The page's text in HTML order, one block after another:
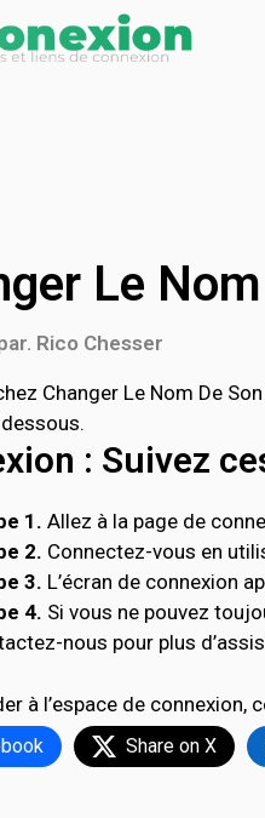
Le
Rico Chesser
Changer Le Nom De
: Suivez
1. Allez à la page de
2. Connectez-vous en
3. L’écran de connexion
4. Si vous ne pouvez
nous pour plus
à l’espace de
Share on X